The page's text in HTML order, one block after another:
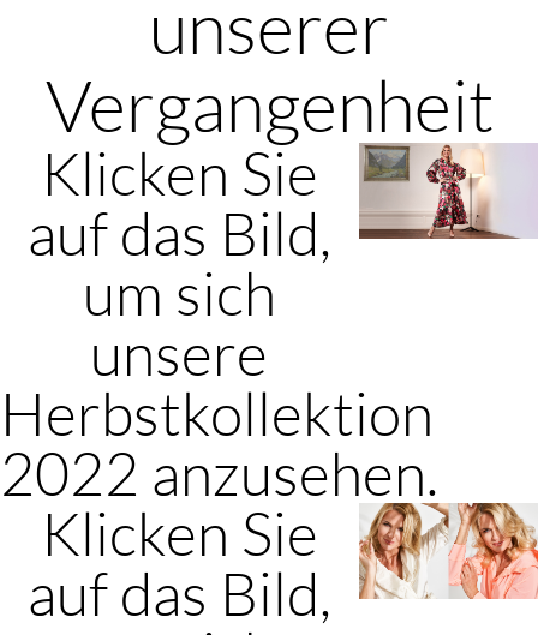
unserer
Vergangenheit
Klicken Sie
auf das Bild,
um sich
unsere
Herbstkollektion
2022 anzusehen.
Klicken Sie
auf das Bild,